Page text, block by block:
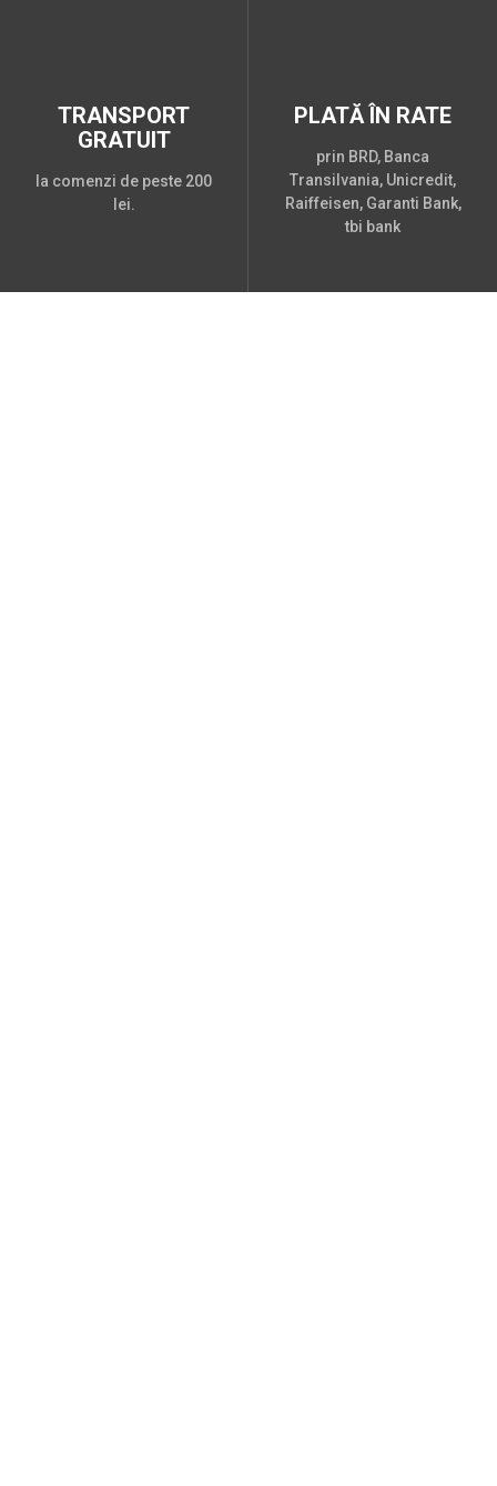
TRANSPORT
GRATUIT
la comenzi de peste 200
lei.
PLATĂ ÎN RATE
prin BRD, Banca
Transilvania, Unicredit,
Raiffeisen, Garanti Bank,
tbi bank